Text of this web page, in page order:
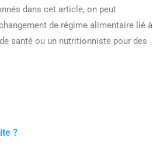
dans cet article, on peut
de régime alimentaire lié à
santé ou un nutritionniste pour des
?